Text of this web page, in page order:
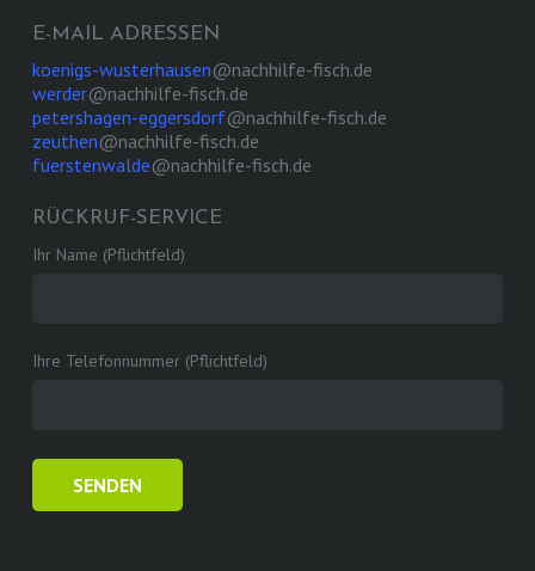
E-MAIL ADRESSEN
koenigs-wusterhausen@nachhilfe-fisch.de
werder@nachhilfe-fisch.de
petershagen-eggersdorf@nachhilfe-fisch.de
zeuthen@nachhilfe-fisch.de
fuerstenwalde@nachhilfe-fisch.de
RÜCKRUF-SERVICE
Ihr Name (Pflichtfeld)
Ihre Telefonnummer (Pflichtfeld)